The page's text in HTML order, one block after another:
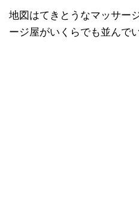
地図はてきとうなマッサー
ージ屋がいくらでも並んでい